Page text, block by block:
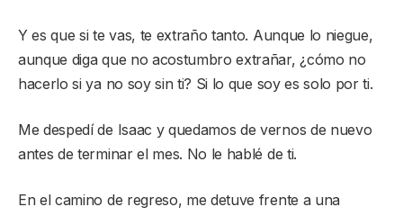
Y es que si te vas, te extraño tanto. Aunque lo niegue,
aunque diga que no acostumbro extrañar, ¿cómo no
hacerlo si ya no soy sin ti? Si lo que soy es solo por ti.
Me despedí de Isaac y quedamos de vernos de nuevo
antes de terminar el mes. No le hablé de ti.
En el camino de regreso, me detuve frente a una